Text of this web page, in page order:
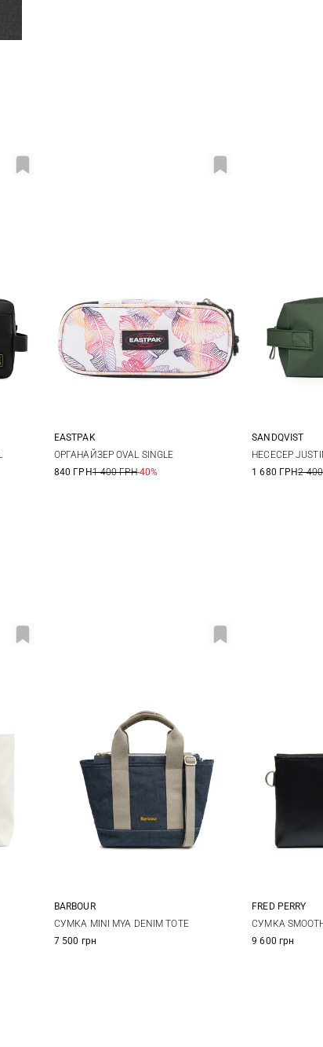
One Size
EASTPAK
ОРГАНАЙЗЕР OVAL SINGLE
840 ГРН1 400 ГРН-40%
23X13X13СМ
SANDQVIST
НЕСЕСЕР
1 680 ГРН2
One Size
BARBOUR
СУМКА MINI MYA DENIM TOTE
7 500 грн
FRED PERRY
СУМКА
9 600 грн